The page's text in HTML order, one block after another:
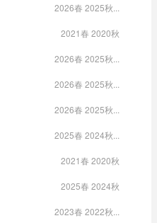
2026春 2025秋...
2021春 2020秋
2026春 2025秋...
2026春 2025秋...
2026春 2025秋...
2025春 2024秋...
2021春 2020秋
2025春 2024秋
2023春 2022秋...